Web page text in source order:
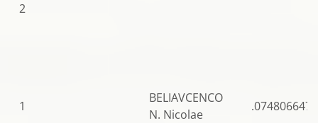
2
1
BELIAVCENCO
N. Nicolae